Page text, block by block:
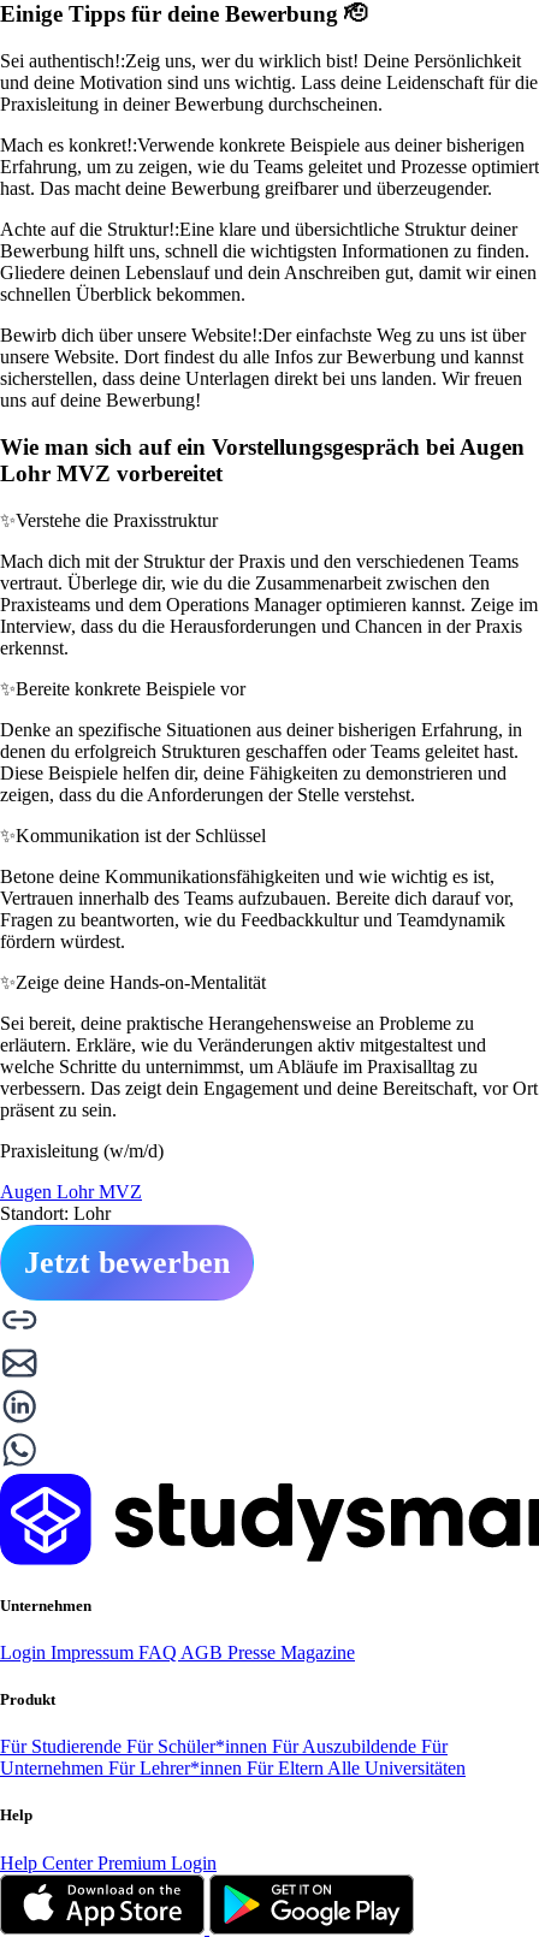
Einige Tipps für deine Bewerbung 🫡
Sei authentisch!:Zeig uns, wer du wirklich bist! Deine Persönlichkeit
und deine Motivation sind uns wichtig. Lass deine Leidenschaft für die
Praxisleitung in deiner Bewerbung durchscheinen.
Mach es konkret!:Verwende konkrete Beispiele aus deiner bisherigen
Erfahrung, um zu zeigen, wie du Teams geleitet und Prozesse optimiert
hast. Das macht deine Bewerbung greifbarer und überzeugender.
Achte auf die Struktur!:Eine klare und übersichtliche Struktur deiner
Bewerbung hilft uns, schnell die wichtigsten Informationen zu finden.
Gliedere deinen Lebenslauf und dein Anschreiben gut, damit wir einen
schnellen Überblick bekommen.
Bewirb dich über unsere Website!:Der einfachste Weg zu uns ist über
unsere Website. Dort findest du alle Infos zur Bewerbung und kannst
sicherstellen, dass deine Unterlagen direkt bei uns landen. Wir freuen
uns auf deine Bewerbung!
Wie man sich auf ein Vorstellungsgespräch bei Augen
Lohr MVZ vorbereitet
✨Verstehe die Praxisstruktur
Mach dich mit der Struktur der Praxis und den verschiedenen Teams
vertraut. Überlege dir, wie du die Zusammenarbeit zwischen den
Praxisteams und dem Operations Manager optimieren kannst. Zeige im
Interview, dass du die Herausforderungen und Chancen in der Praxis
erkennst.
✨Bereite konkrete Beispiele vor
Denke an spezifische Situationen aus deiner bisherigen Erfahrung, in
denen du erfolgreich Strukturen geschaffen oder Teams geleitet hast.
Diese Beispiele helfen dir, deine Fähigkeiten zu demonstrieren und
zeigen, dass du die Anforderungen der Stelle verstehst.
✨Kommunikation ist der Schlüssel
Betone deine Kommunikationsfähigkeiten und wie wichtig es ist,
Vertrauen innerhalb des Teams aufzubauen. Bereite dich darauf vor,
Fragen zu beantworten, wie du Feedbackkultur und Teamdynamik
fördern würdest.
✨Zeige deine Hands-on-Mentalität
Sei bereit, deine praktische Herangehensweise an Probleme zu
erläutern. Erkläre, wie du Veränderungen aktiv mitgestaltest und
welche Schritte du unternimmst, um Abläufe im Praxisalltag zu
verbessern. Das zeigt dein Engagement und deine Bereitschaft, vor Ort
präsent zu sein.
Praxisleitung (w/m/d)
Augen Lohr MVZ
Standort: Lohr
Jetzt bewerben
Unternehmen
Login Impressum FAQ AGB Presse Magazine
Produkt
Für Studierende Für Schüler*innen Für Auszubildende Für
Unternehmen Für Lehrer*innen Für Eltern Alle Universitäten
Help
Help CenterPremium Login